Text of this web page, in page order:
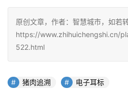
原创文章，作者：智慧城市，如若
https://www.zhihuichengshi.cn/
522.html
猪肉追溯 电子耳标